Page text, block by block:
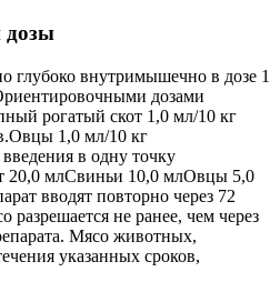
дозы
глубоко внутримышечно в дозе 1
дозами
рогатый скот 1,0 мл/10 кг
1,0 мл/10 кг
в одну точку
20,0 млСвиньи 10,0 млОвцы 5,0
вводят повторно через 72
не ранее, чем через
Мясо животных,
указанных сроков,